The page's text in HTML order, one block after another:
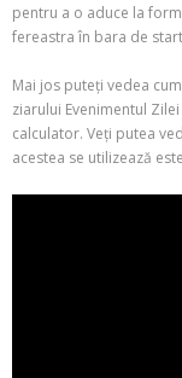
pentru a o aduce la
fereastra în bara de
Mai jos puteți vedea
ziarului Evenimentul
calculator. Veți putea
acestea se utilizează